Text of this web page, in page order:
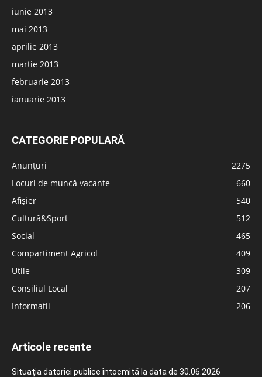
iunie 2013
mai 2013
aprilie 2013
martie 2013
februarie 2013
ianuarie 2013
CATEGORIE POPULARĂ
Anunțuri
2275
Locuri de muncă vacante
660
Afișier
540
Cultură&Sport
512
Social
465
Compartiment Agricol
409
Utile
309
Consiliul Local
207
Informatii
206
Articole recente
Situația datoriei publice întocmită la data de 30.06.2026